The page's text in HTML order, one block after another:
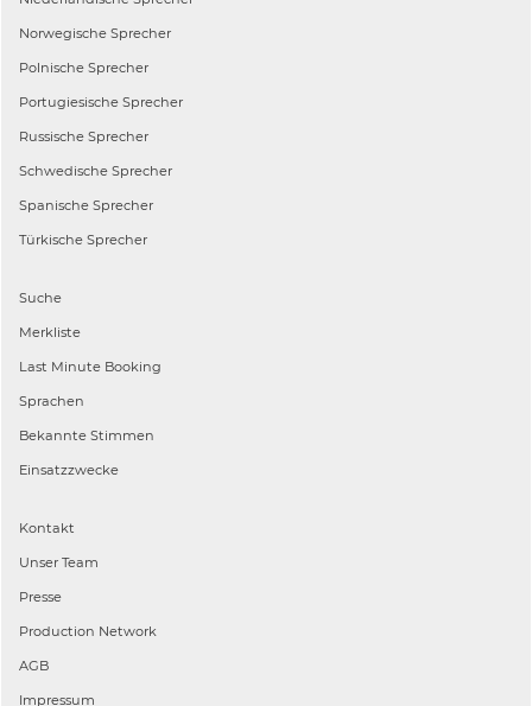
Norwegische Sprecher
Polnische Sprecher
Portugiesische Sprecher
Russische Sprecher
Schwedische Sprecher
Spanische Sprecher
Türkische Sprecher
Suche
Merkliste
Last Minute Booking
Sprachen
Bekannte Stimmen
Einsatzzwecke
Kontakt
Unser Team
Presse
Production Network
AGB
Impressum